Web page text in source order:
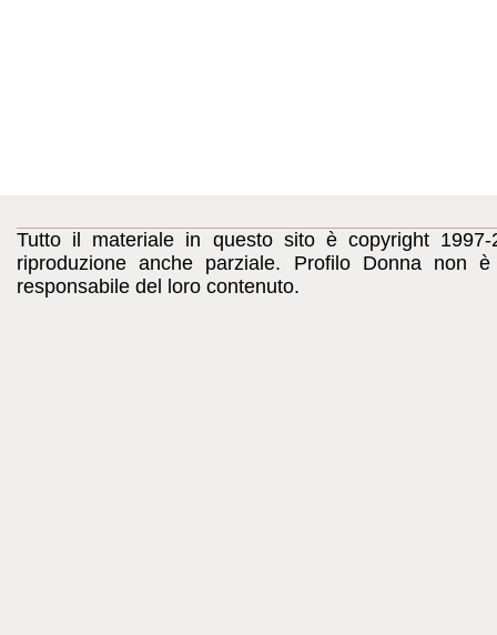
Tutto il materiale in questo sito è copyright
riproduzione anche parziale. Profilo Donna
responsabile del loro contenuto.